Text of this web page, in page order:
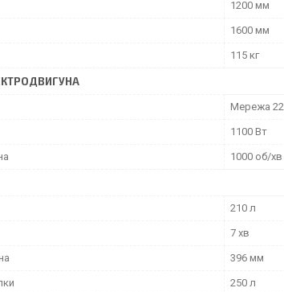
1200 мм
1600 мм
115 кг
Мережа
1100 Вт
1000 об/хв
210 л
7 хв
396 мм
250 л